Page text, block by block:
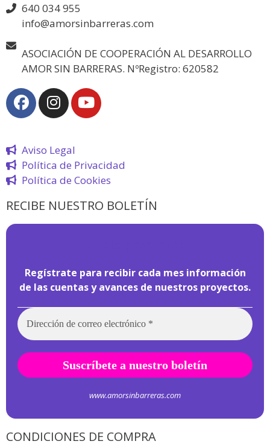
640 034 955
info@amorsinbarreras.com
ASOCIACIÓN DE COOPERACIÓN AL DESARROLLO
AMOR SIN BARRERAS. NºRegistro: 620582
Aviso Legal
Política de Privacidad
Política de Cookies
RECIBE NUESTRO BOLETÍN
Regístrate para recibir cada mes información
de las cuentas y avances de nuestros proyectos.
www.amorsinbarreras.com
CONDICIONES DE COMPRA